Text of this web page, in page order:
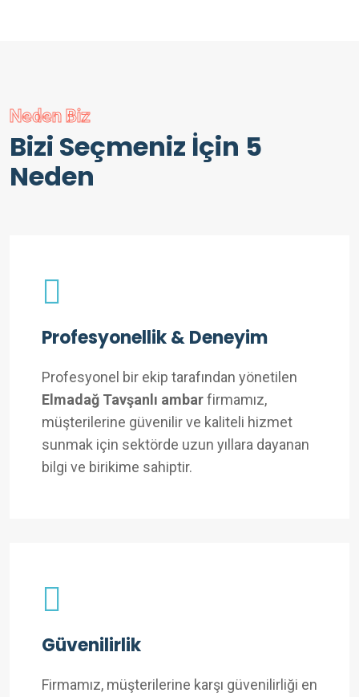
Neden Biz
Bizi Seçmeniz İçin 5
Neden
Profesyonellik & Deneyim
Profesyonel bir ekip tarafından yönetilen
Elmadağ Tavşanlı ambarfirmamız,
müşterilerine güvenilir ve kaliteli hizmet
sunmak için sektörde uzun yıllara dayanan
bilgi ve birikime sahiptir.
Güvenilirlik
Firmamız, müşterilerine karşı güvenilirliği en